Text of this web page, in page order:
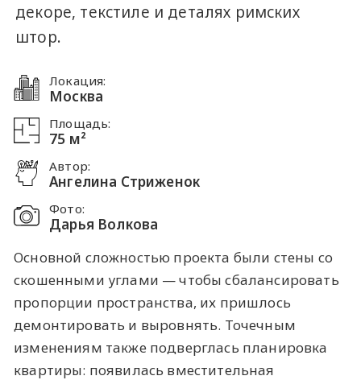
декоре, текстиле и деталях римских
штор.
Локация:
Москва
Площадь:
75 м²
Автор:
Ангелина Стриженок
Фото:
Дарья Волкова
Основной сложностью проекта были стены со
скошенными углами — чтобы сбалансировать
пропорции пространства, их пришлось
демонтировать и выровнять. Точечным
изменениям также подверглась планировка
квартиры: появилась вместительная